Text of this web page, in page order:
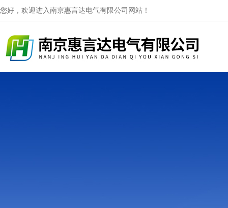
您好，欢迎进入南京惠言达电气有限公司网站！